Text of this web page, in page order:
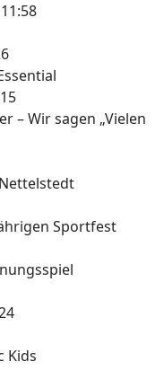
– Wir sagen „Vielen
Sportfest
Kids